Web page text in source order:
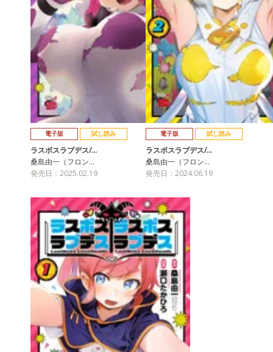
電子版 試し読み
ラスボスラブデス/…
桑島由一（フロン…
発売日：2025.02.19
電子版 試し読み
ラスボスラブデス/…
桑島由一（フロン…
発売日：2024.06.19